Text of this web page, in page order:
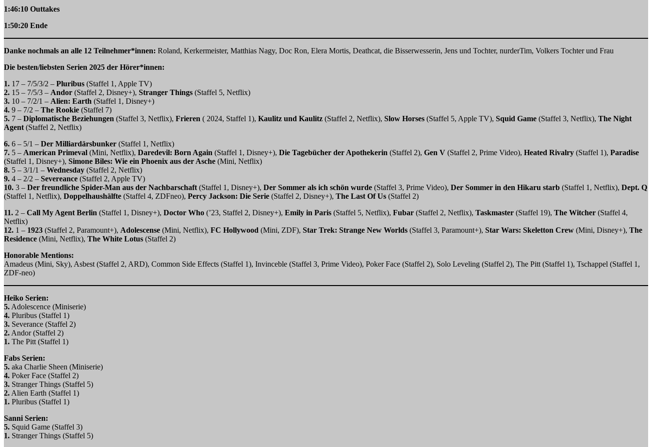
1:46:10 Outtakes
1:50:20 Ende
Danke nochmals an alle 12 Teilnehmer*innen: Roland, Kerkermeister, Matthias Nagy, Doc Ron, Elera Mortis, Deathcat, die Bisserwesserin, Jens und Tochter, nurderTim, Volkers Tochter und Frau
Die besten/liebsten Serien 2025 der Hörer*innen:
1. 17 – 7/5/3/2 – Pluribus (Staffel 1, Apple TV)
2. 15 – 7/5/3 – Andor (Staffel 2, Disney+), Stranger Things (Staffel 5, Netflix)
3. 10 – 7/2/1 – Alien: Earth (Staffel 1, Disney+)
4. 9 – 7/2 – The Rookie (Staffel 7)
5. 7 – Diplomatische Beziehungen (Staffel 3, Netflix), Frieren ( 2024, Staffel 1), Kaulitz und Kaulitz (Staffel 2, Netflix), Slow Horses (Staffel 5, Apple TV), Squid Game (Staffel 3, Netflix), The Night
Agent (Staffel 2, Netflix)
6. 6 – 5/1 – Der Milliardärsbunker (Staffel 1, Netflix)
7. 5 – American Primeval (Mini, Netflix), Daredevil: Born Again (Staffel 1, Disney+), Die Tagebücher der Apothekerin (Staffel 2), Gen V (Staffel 2, Prime Video), Heated Rivalry (Staffel 1), Paradise
(Staffel 1, Disney+), Simone Biles: Wie ein Phoenix aus der Asche (Mini, Netflix)
8. 5 – 3/1/1 – Wednesday (Staffel 2, Netflix)
9. 4 – 2/2 – Severeance (Staffel 2, Apple TV)
10. 3 – Der freundliche Spider-Man aus der Nachbarschaft (Staffel 1, Disney+), Der Sommer als ich schön wurde (Staffel 3, Prime Video), Der Sommer in den Hikaru starb (Staffel 1, Netflix), Dept. Q
(Staffel 1, Netflix), Doppelhaushälfte (Staffel 4, ZDFneo), Percy Jackson: Die Serie (Staffel 2, Disney+), The Last Of Us (Staffel 2)
11. 2 – Call My Agent Berlin (Staffel 1, Disney+), Doctor Who (’23, Staffel 2, Disney+), Emily in Paris (Staffel 5, Netflix), Fubar (Staffel 2, Netflix), Taskmaster (Staffel 19), The Witcher (Staffel 4,
Netflix)
12. 1 – 1923 (Staffel 2, Paramount+), Adolescense (Mini, Netflix), FC Hollywood (Mini, ZDF), Star Trek: Strange New Worlds (Staffel 3, Paramount+), Star Wars: Skeletton Crew (Mini, Disney+), The
Residence (Mini, Netflix), The White Lotus (Staffel 2)
Honorable Mentions:
Amadeus (Mini, Sky), Asbest (Staffel 2, ARD), Common Side Effects (Staffel 1), Invinceble (Staffel 3, Prime Video), Poker Face (Staffel 2), Solo Leveling (Staffel 2), The Pitt (Staffel 1), Tschappel (Staffel 1,
ZDF-neo)
Heiko Serien:
5. Adolescence (Miniserie)
4. Pluribus (Staffel 1)
3. Severance (Staffel 2)
2. Andor (Staffel 2)
1. The Pitt (Staffel 1)
Fabs Serien:
5. aka Charlie Sheen (Miniserie)
4. Poker Face (Staffel 2)
3. Stranger Things (Staffel 5)
2. Alien Earth (Staffel 1)
1. Pluribus (Staffel 1)
Sanni Serien:
5. Squid Game (Staffel 3)
1. Stranger Things (Staffel 5)